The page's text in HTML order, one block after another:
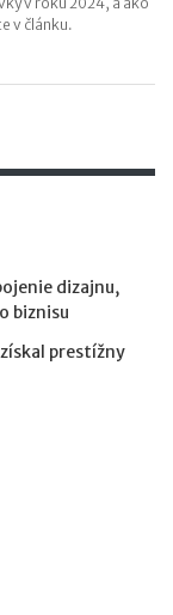
v článku.
dizajnu,
biznisu
prestížny